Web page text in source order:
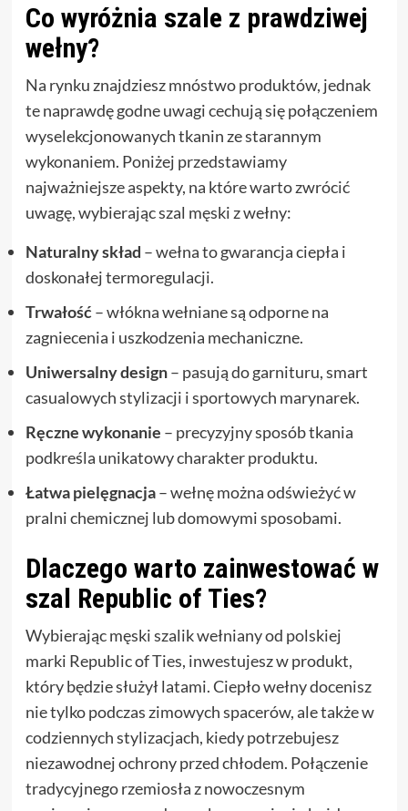
Co wyróżnia szale z prawdziwej
wełny?
Na rynku znajdziesz mnóstwo produktów, jednak
te naprawdę godne uwagi cechują się połączeniem
wyselekcjonowanych tkanin ze starannym
wykonaniem. Poniżej przedstawiamy
najważniejsze aspekty, na które warto zwrócić
uwagę, wybierając szal męski z wełny:
Naturalny skład – wełna to gwarancja ciepła i
doskonałej termoregulacji.
Trwałość– włókna wełniane są odporne na
zagniecenia i uszkodzenia mechaniczne.
Uniwersalny design– pasują do garnituru, smart
casualowych stylizacji i sportowych marynarek.
Ręczne wykonanie – precyzyjny sposób tkania
podkreśla unikatowy charakter produktu.
Łatwa pielęgnacja– wełnę można odświeżyć w
pralni chemicznej lub domowymi sposobami.
Dlaczego warto zainwestować w
szal Republic of Ties?
Wybierając męski szalik wełniany od polskiej
marki Republic of Ties, inwestujesz w produkt,
który będzie służył latami. Ciepło wełny docenisz
nie tylko podczas zimowych spacerów, ale także w
codziennych stylizacjach, kiedy potrzebujesz
niezawodnej ochrony przed chłodem. Połączenie
tradycyjnego rzemiosła z nowoczesnym